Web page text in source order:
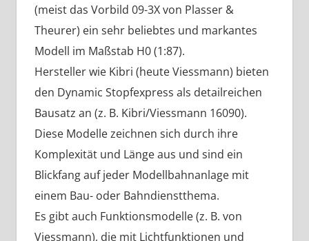
(meist das Vorbild 09-3X von Plasser &
Theurer) ein sehr beliebtes und markantes
Modell im Maßstab H0 (1:87).
Hersteller wie Kibri (heute Viessmann) bieten
den Dynamic Stopfexpress als detailreichen
Bausatz an (z. B. Kibri/Viessmann 16090).
Diese Modelle zeichnen sich durch ihre
Komplexität und Länge aus und sind ein
Blickfang auf jeder Modellbahnanlage mit
einem Bau- oder Bahndienstthema.
Es gibt auch Funktionsmodelle (z. B. von
Viessmann), die mit Lichtfunktionen und